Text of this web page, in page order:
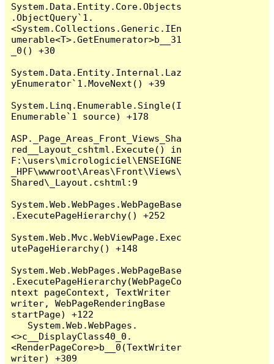
System.Data.Entity.Core.Objects
.ObjectQuery`1.
<System.Collections.Generic.IEn
umerable<T>.GetEnumerator>b__31
_0() +30
System.Data.Entity.Internal.Laz
yEnumerator`1.MoveNext() +39
System.Linq.Enumerable.Single(I
Enumerable`1 source) +178
ASP._Page_Areas_Front_Views_Sha
red__Layout_cshtml.Execute() in
F:\users\micrologiciel\ENSEIGNE
_HPF\wwwroot\Areas\Front\Views\
Shared\_Layout.cshtml:9
System.Web.WebPages.WebPageBase
.ExecutePageHierarchy() +252
System.Web.Mvc.WebViewPage.Exec
utePageHierarchy() +148
System.Web.WebPages.WebPageBase
.ExecutePageHierarchy(WebPageCo
ntext pageContext, TextWriter
writer, WebPageRenderingBase
startPage) +122
<>c__DisplayClass40_0.
<RenderPageCore>b__0(TextWriter
writer) +309